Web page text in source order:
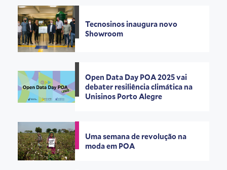
Tecnosinos inaugura novo
Showroom
Open Data Day POA 2025 vai
debater resiliência climática na
Unisinos Porto Alegre
Uma semana de revolução na
moda em POA